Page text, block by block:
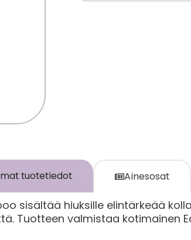
tuotetiedot Ainesosat
sisältää hiuksille elintärkeää
Tuotteen valmistaa kotimainen